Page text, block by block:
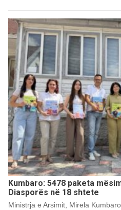
Kumbaro: 5478 paketa
Diasporës në 18 shtete
Ministrja e Arsimit, Mirela